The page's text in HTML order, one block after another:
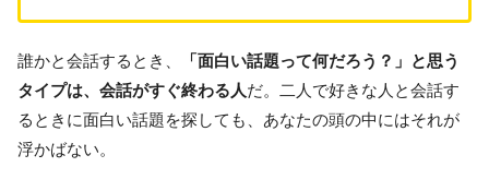
誰かと会話するとき、
「面白い話題って何だろう？」と思う
タイプは、会話がすぐ終わる人だ。二人で好きな人と会話す
るときに面白い話題を探しても、あなたの頭の中にはそれが
浮かばない。